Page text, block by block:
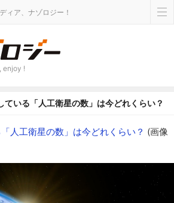
ィア、ナゾロジー！
enjoy !
ている「人工衛星の数」は今どれくらい？
人工衛星の数」は今どれくらい？ (画像